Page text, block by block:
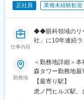
・各種面談対応
・衛生教育業務
・衛生委員会関
■特徴
◎初めて産業医を
スから経験でき
う！
◎顧問産業医やグ
正社員 業種未経験歓迎
仕事内容
◆◆眼科領域のリ
社」に10年連続
■概要
日本国内における
ケア用品等）の
品・チャネル・
性の高い分析およ
勤務地
＜勤務地詳細＞
森タワー勤務地最
面禁煙変更の範
【最寄り駅】
虎ノ門ヒルズ駅